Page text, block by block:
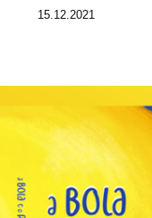
15.12.2021